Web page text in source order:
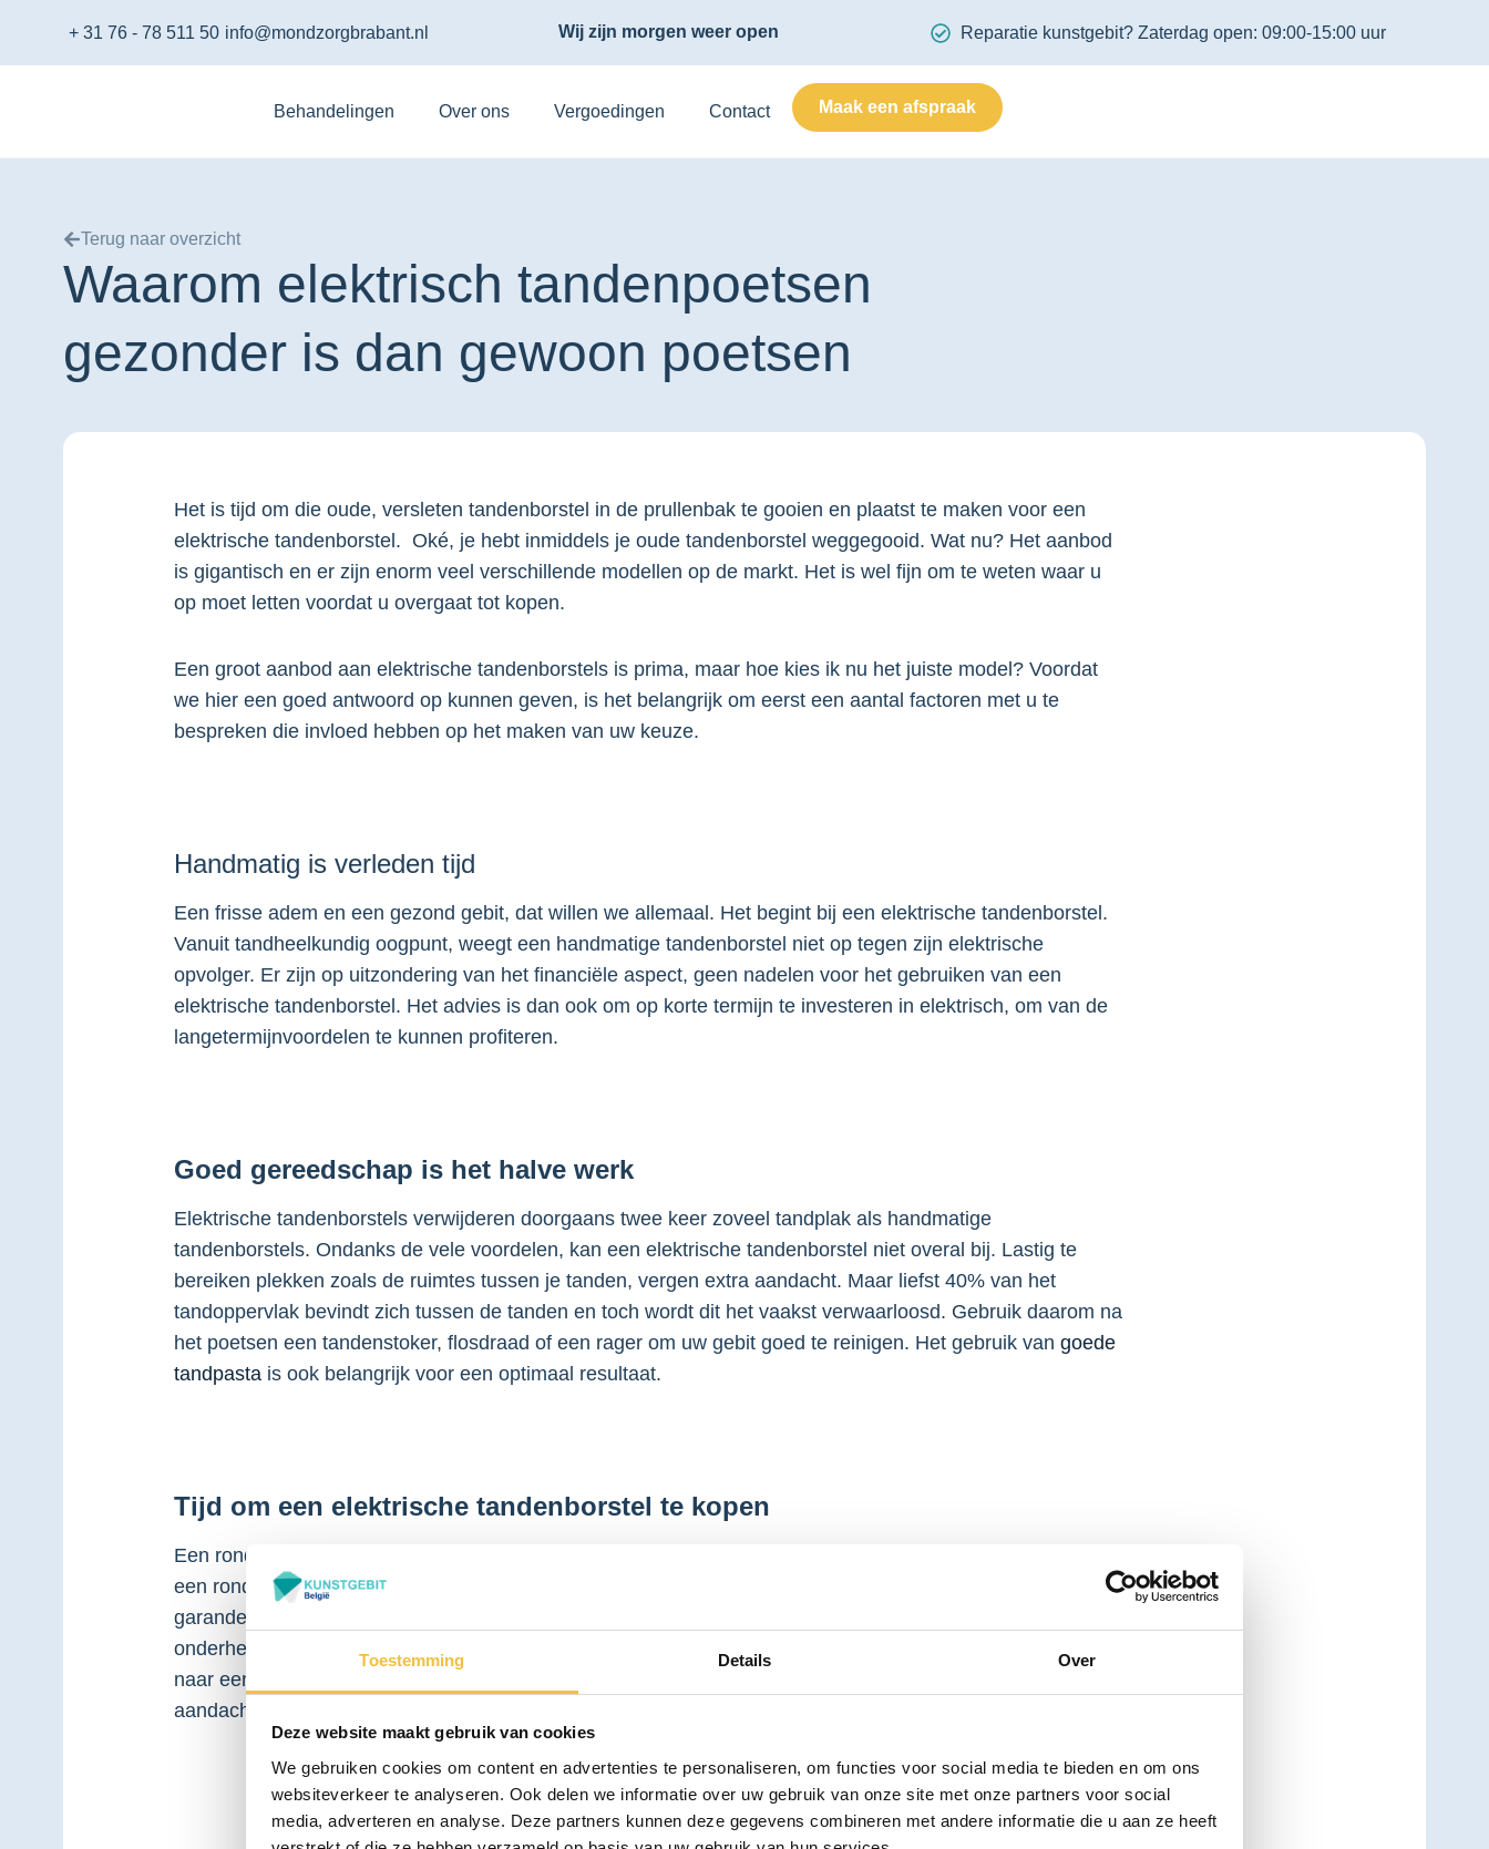
Toestemming Details Over
Deze website maakt gebruik van cookies
We gebruiken cookies om content en advertenties te personaliseren, om functies voor social media te bieden en om ons
websiteverkeer te analyseren. Ook delen we informatie over uw gebruik van onze site met onze partners voor social
media, adverteren en analyse. Deze partners kunnen deze gegevens combineren met andere informatie die u aan ze heeft
+ 31 76 - 78 511 50 info@mondzorgbrabant.nl Wij zijn morgen weer open Reparatie kunstgebit? Zaterdag open: 09:00-15:00 uur
Behandelingen Over ons Vergoedingen Contact Maak een afspraak
Terug naar overzicht
Waarom elektrisch tandenpoetsen
gezonder is dan gewoon poetsen
Het is tijd om die oude, versleten tandenborstel in de prullenbak te gooien en plaatst te maken voor een
elektrische tandenborstel. Oké, je hebt inmiddels je oude tandenborstel weggegooid. Wat nu? Het aanbod
is gigantisch en er zijn enorm veel verschillende modellen op de markt. Het is wel fijn om te weten waar u
op moet letten voordat u overgaat tot kopen.
Een groot aanbod aan elektrische tandenborstels is prima, maar hoe kies ik nu het juiste model? Voordat
we hier een goed antwoord op kunnen geven, is het belangrijk om eerst een aantal factoren met u te
bespreken die invloed hebben op het maken van uw keuze.
Handmatig is verleden tijd
Een frisse adem en een gezond gebit, dat willen we allemaal. Het begint bij een elektrische tandenborstel.
Vanuit tandheelkundig oogpunt, weegt een handmatige tandenborstel niet op tegen zijn elektrische
opvolger. Er zijn op uitzondering van het financiële aspect, geen nadelen voor het gebruiken van een
elektrische tandenborstel. Het advies is dan ook om op korte termijn te investeren in elektrisch, om van de
langetermijnvoordelen te kunnen profiteren.
Goed gereedschap is het halve werk
Elektrische tandenborstels verwijderen doorgaans twee keer zoveel tandplak als handmatige
tandenborstels. Ondanks de vele voordelen, kan een elektrische tandenborstel niet overal bij. Lastig te
bereiken plekken zoals de ruimtes tussen je tanden, vergen extra aandacht. Maar liefst 40% van het
tandoppervlak bevindt zich tussen de tanden en toch wordt dit het vaakst verwaarloosd. Gebruik daarom na
het poetsen een tandenstoker, flosdraad of een rager om uw gebit goed te reinigen. Het gebruik van goede
tandpasta is ook belangrijk voor een optimaal resultaat.
Tijd om een elektrische tandenborstel te kopen
Een ronde borstel is doorgaans effectiever in het reinigen van je gebit. Een elektrische tandenborstel met
een ronde kop en een oplaadbare accu garanderen het beste resultaat. Om een optimale mondhygiëne te
garanderen is het essentieel dat u om de drie maanden uw tandenborstel (kop) vervangt. De borstels zijn
onderhevig aan slijtage wat leidt tot vermindering van effectiviteit. U heeft nu de kennis om uw mondhygiëne
naar een volgend niveau te tillen en uw gebit de verzorging te geven die het verdient. Heeft uw gebit extra
aandacht nodig? Dan is een